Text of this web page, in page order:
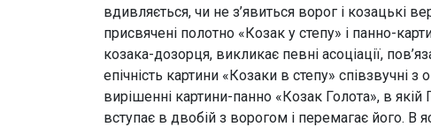
вдивляється, чи не з’явиться ворог і козацькі
присвячені полотно «Козак у степу» і панно-
козака-дозорця, викликає певні асоціації,
епічність картини «Козаки в степу»
вирішенні картини-панно «Козак Голота», в
вступає в двобій з ворогом і перемагає його. В